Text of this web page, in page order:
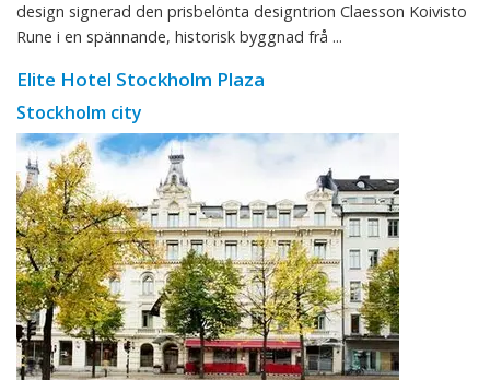
design signerad den prisbelönta designtrion Claesson Koivisto
Rune i en spännande, historisk byggnad frå ...
Elite Hotel Stockholm Plaza
Stockholm city